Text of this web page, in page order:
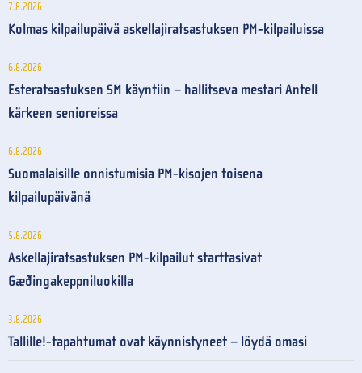
7.8.2026
Kolmas kilpailupäivä askellajiratsastuksen PM-kilpailuissa
6.8.2026
Esteratsastuksen SM käyntiin – hallitseva mestari Antell
kärkeen senioreissa
6.8.2026
Suomalaisille onnistumisia PM-kisojen toisena
kilpailupäivänä
5.8.2026
Askellajiratsastuksen PM-kilpailut starttasivat
Gæðingakeppniluokilla
3.8.2026
Tallille!-tapahtumat ovat käynnistyneet – löydä omasi